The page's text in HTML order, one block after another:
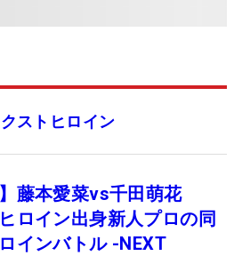
ストヒロイン
】藤本愛菜vs千田萌花
ロイン出身新人プロの同
インバトル -NEXT